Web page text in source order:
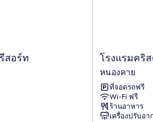
สอร์ท
โรงแรม
หนองคาย
หนองคาย
โรงแรมคริ
หนองคาย
ที่จอดรถฟรี
Wi-Fi ฟรี
ร้านอาหาร
เครื่องปรับอา